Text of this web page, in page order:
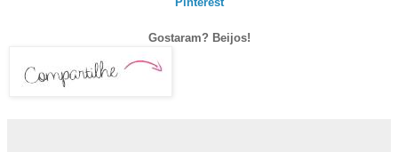
Gostaram? Beijos!